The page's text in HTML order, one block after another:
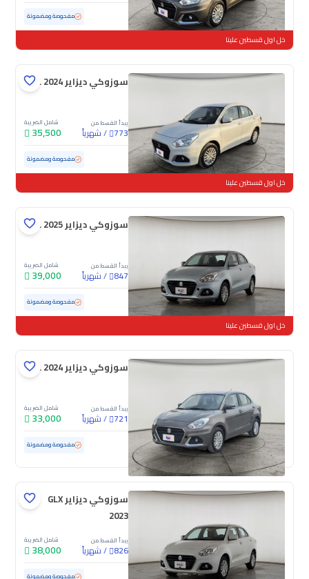
مستعملة 100,153 كم مفحوصة ومضمونة
خل اول قسطين علينا
سوزوكي ديزاير GL 2024
يبدأ القسط من
773
/شهرياً
شامل الضريبة
35,500
مستعملة 79,155 كم مفحوصة ومضمونة
خل اول قسطين علينا
سوزوكي ديزاير GL 2025
يبدأ القسط من
847
/شهرياً
شامل الضريبة
39,000
مستعملة 64,474 كم مفحوصة ومضمونة
خل اول قسطين علينا
سوزوكي ديزاير GL 2024
يبدأ القسط من
721
/شهرياً
شامل الضريبة
33,000
مستعملة 148,159 كم مفحوصة ومضمونة
سوزوكي ديزاير GLX
2023
يبدأ القسط من
826
/شهرياً
شامل الضريبة
38,000
مفحوصة ومضمونة